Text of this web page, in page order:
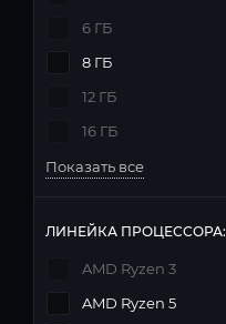
6 ГБ
8 ГБ
12 ГБ
16 ГБ
Показать все
ЛИНЕЙКА ПРОЦЕССОРА:
AMD Ryzen 3
AMD Ryzen 5